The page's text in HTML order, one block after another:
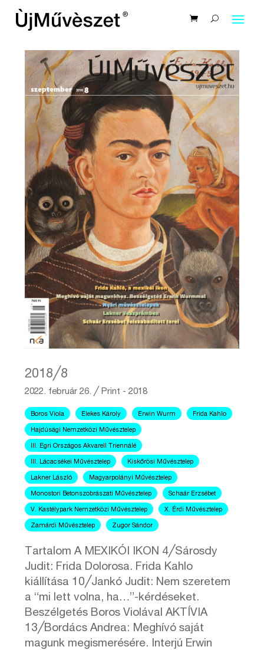
2018╱8
2022. február 26. ╱ Print - 2018
Boros Viola Elekes Károly Erwin Wurm Frida Kahlo
Hajdúsági Nemzetközi Művésztelep
III. Egri Országos Akvarell Triennálé
III. Lácacsékei Művésztelep Kiskőrösi Művésztelep
Lakner László Magyarpolányi Művésztelep
Monostori Betonszobrászati Művésztelep Schaár Erzsébet
V. Kastélypark Nemzetközi Művésztelep X. Érdi Művésztelep
Zamárdi Művésztelep Zugor Sándor
Tartalom A MEXIKÓI IKON 4╱Sárosdy
Judit: Frida Dolorosa. Frida Kahlo
kiállítása 10╱Jankó Judit: Nem szeretem
a “mi lett volna, ha…”-kérdéseket.
Beszélgetés Boros Violával AKTÍVIA
13╱Bordács Andrea: Meghívó saját
magunk megismerésére. Interjú Erwin